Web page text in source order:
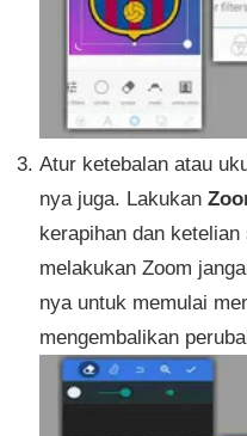
Atur ketebalan atau
nya juga. Lakukan
kerapihan dan
melakukan Zoom
nya untuk memulai
mengembalikan